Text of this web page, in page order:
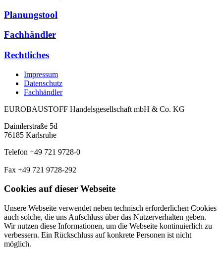
Planungstool
Fachhändler
Rechtliches
Impressum
Datenschutz
Fachhändler
EUROBAUSTOFF Handelsgesellschaft mbH & Co. KG
Daimlerstraße 5d
76185 Karlsruhe
Telefon +49 721 9728-0
Fax +49 721 9728-292
Cookies auf dieser Webseite
Unsere Webseite verwendet neben technisch erforderlichen Cookies
auch solche, die uns Aufschluss über das Nutzerverhalten geben.
Wir nutzen diese Informationen, um die Webseite kontinuierlich zu
verbessern. Ein Rückschluss auf konkrete Personen ist nicht
möglich.